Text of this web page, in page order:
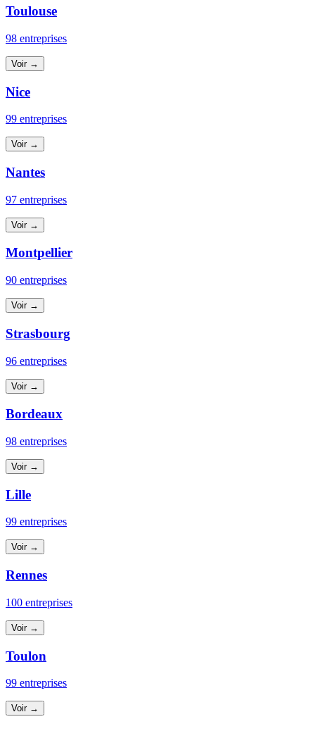
Toulouse
98 entreprises
Voir →
Nice
99 entreprises
Voir →
Nantes
97 entreprises
Voir →
Montpellier
90 entreprises
Voir →
Strasbourg
96 entreprises
Voir →
Bordeaux
98 entreprises
Voir →
Lille
99 entreprises
Voir →
Rennes
100 entreprises
Voir →
Toulon
99 entreprises
Voir →